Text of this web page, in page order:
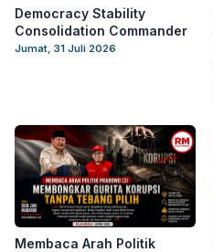
Democracy Stability
Consolidation Commander
Jumat, 31 Juli 2026
Membaca Arah Politik